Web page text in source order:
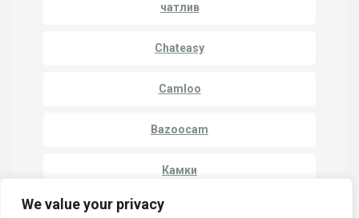
We value your privacy
чатлив
Chateasy
Camloo
Bazoocam
Камки